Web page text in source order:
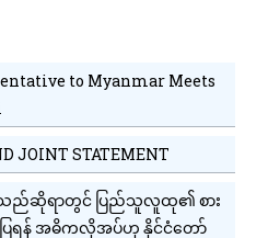
အတွင်း EAOS နယ်မြေများ၌ တိုက်ပွဲ နှ
UPDJC နိုင်ငံရေးပါတီများအစုအ
to Myanmar Meets
JOINT STATEMENT
သည်ဆိုရာတွင် ပြည်သူလူထု၏ စား
ြေရန် အဓိကလိုအပ်ဟု နိုင်ငံတော်